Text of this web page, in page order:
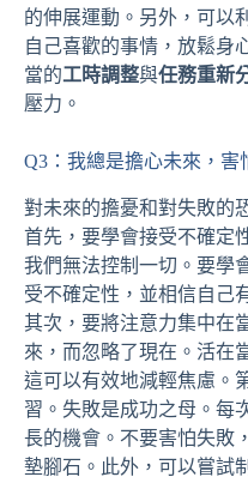
的伸展運動。另外，可以
自己喜歡的事情，放鬆身
當的工時調整與任務重新
壓力。
Q3：我總是擔心未來，害
對未來的擔憂和對失敗的
首先，要學會接受不確定
我們無法控制一切。要學
受不確定性，並相信自己
其次，要將注意力集中在
來，而忽略了現在。活在
這可以有效地減輕焦慮。
習。失敗是成功之母。每
長的機會。不要害怕失敗
墊腳石。此外，可以嘗試